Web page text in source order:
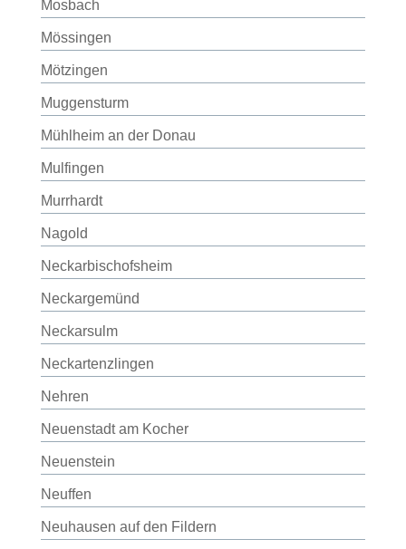
Mosbach
Mössingen
Mötzingen
Muggensturm
Mühlheim an der Donau
Mulfingen
Murrhardt
Nagold
Neckarbischofsheim
Neckargemünd
Neckarsulm
Neckartenzlingen
Nehren
Neuenstadt am Kocher
Neuenstein
Neuffen
Neuhausen auf den Fildern